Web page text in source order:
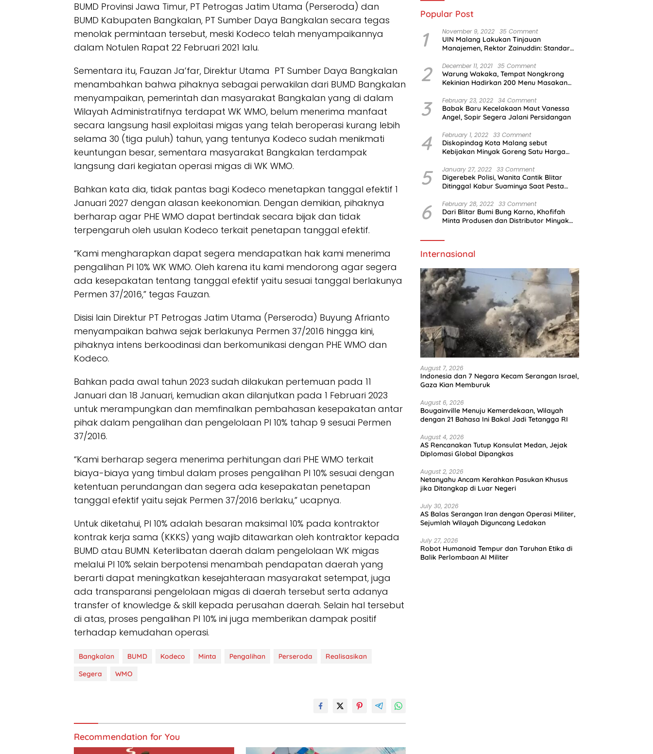
BUMD Provinsi Jawa Timur, PT Petrogas Jatim Utama (Perseroda) dan
BUMD Kabupaten Bangkalan, PT Sumber Daya Bangkalan secara tegas
menolak permintaan tersebut, meski Kodeco telah menyampaikannya
dalam Notulen Rapat 22 Februari 2021 lalu.
Sementara itu, Fauzan Ja’far, Direktur Utama PT Sumber Daya Bangkalan
menambahkan bahwa pihaknya sebagai perwakilan dari BUMD Bangkalan
menyampaikan, pemerintah dan masyarakat Bangkalan yang di dalam
Wilayah Administratifnya terdapat WK WMO, belum menerima manfaat
secara langsung hasil exploitasi migas yang telah beroperasi kurang lebih
selama 30 (tiga puluh) tahun, yang tentunya Kodeco sudah menikmati
keuntungan besar, sementara masyarakat Bangkalan terdampak
langsung dari kegiatan operasi migas di WK WMO.
Bahkan kata dia, tidak pantas bagi Kodeco menetapkan tanggal efektif 1
Januari 2027 dengan alasan keekonomian. Dengan demikian, pihaknya
berharap agar PHE WMO dapat bertindak secara bijak dan tidak
terpengaruh oleh usulan Kodeco terkait penetapan tanggal efektif.
“Kami mengharapkan dapat segera mendapatkan hak kami menerima
pengalihan PI 10% WK WMO. Oleh karena itu kami mendorong agar segera
ada kesepakatan tentang tanggal efektif yaitu sesuai tanggal berlakunya
Permen 37/2016,” tegas Fauzan.
Disisi lain Direktur PT Petrogas Jatim Utama (Perseroda) Buyung Afrianto
menyampaikan bahwa sejak berlakunya Permen 37/2016 hingga kini,
pihaknya intens berkoodinasi dan berkomunikasi dengan PHE WMO dan
Kodeco.
Bahkan pada awal tahun 2023 sudah dilakukan pertemuan pada 11
Januari dan 18 Januari, kemudian akan dilanjutkan pada 1 Februari 2023
untuk merampungkan dan memfinalkan pembahasan kesepakatan antar
pihak dalam pengalihan dan pengelolaan PI 10% tahap 9 sesuai Permen
37/2016.
“Kami berharap segera menerima perhitungan dari PHE WMO terkait
biaya-biaya yang timbul dalam proses pengalihan PI 10% sesuai dengan
ketentuan perundangan dan segera ada kesepakatan penetapan
tanggal efektif yaitu sejak Permen 37/2016 berlaku,” ucapnya.
Untuk diketahui, PI 10% adalah besaran maksimal 10% pada kontraktor
kontrak kerja sama (KKKS) yang wajib ditawarkan oleh kontraktor kepada
BUMD atau BUMN. Keterlibatan daerah dalam pengelolaan WK migas
melalui PI 10% selain berpotensi menambah pendapatan daerah yang
berarti dapat meningkatkan kesejahteraan masyarakat setempat, juga
ada transparansi pengelolaan migas di daerah tersebut serta adanya
transfer of knowledge & skill kepada perusahan daerah. Selain hal tersebut
di atas, proses pengalihan PI 10% ini juga memberikan dampak positif
terhadap kemudahan operasi.
Bangkalan BUMD Kodeco Minta Pengalihan Perseroda
Realisasikan
Segera
WMO
Recommendation for You
Popular Post
1 November 9, 2022 35 Comment
UIN Malang Lakukan Tinjauan
Manajemen, Rektor Zainuddin: Standar
2 December 11, 2021 35 Comment
Warung Wakaka, Tempat Nongkrong
Kekinian Hadirkan 200 Menu Masakan
3 February 23, 2022 34 Comment
Babak Baru Kecelakaan Maut Vanessa
Angel, Sopir Segera Jalani Persidangan
4 February 1, 2022 33 Comment
Diskopindag Kota Malang sebut
Kebijakan Minyak Goreng Satu Harga
5 January 27, 2022 33 Comment
Digerebek Polisi, Wanita Cantik Blitar
Ditinggal Kabur Suaminya Saat Pesta
6 February 28, 2022 33 Comment
Dari Blitar Bumi Bung Karno, Khofifah
Minta Produsen dan Distributor Minyak
Internasional
August 7, 2026
Indonesia dan 7 Negara Kecam Serangan Israel,
Gaza Kian Memburuk
August 6, 2026
Bougainville Menuju Kemerdekaan, Wilayah
dengan 21 Bahasa Ini Bakal Jadi Tetangga RI
August 4, 2026
AS Rencanakan Tutup Konsulat Medan, Jejak
Diplomasi Global Dipangkas
August 2, 2026
Netanyahu Ancam Kerahkan Pasukan Khusus
jika Ditangkap di Luar Negeri
July 30, 2026
AS Balas Serangan Iran dengan Operasi Militer,
Sejumlah Wilayah Diguncang Ledakan
July 27, 2026
Robot Humanoid Tempur dan Taruhan Etika di
Balik Perlombaan AI Militer